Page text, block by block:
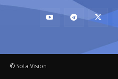
© Sota Vision